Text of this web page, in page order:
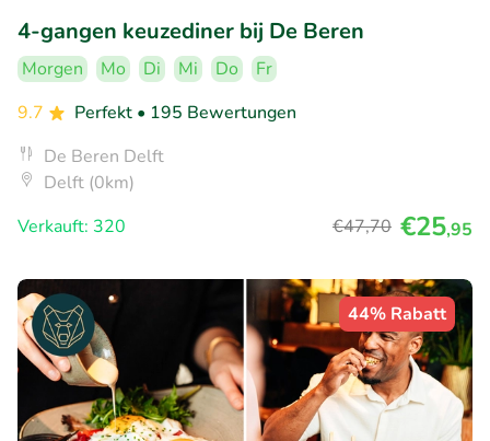
4-gangen keuzediner bij De Beren
Morgen Mo Di Mi Do
Fr
9.7
Perfekt • 195 Bewertungen
De Beren Delft
Delft (0km)
Verkauft: 320
€47,70 €25,95
44% Rabatt